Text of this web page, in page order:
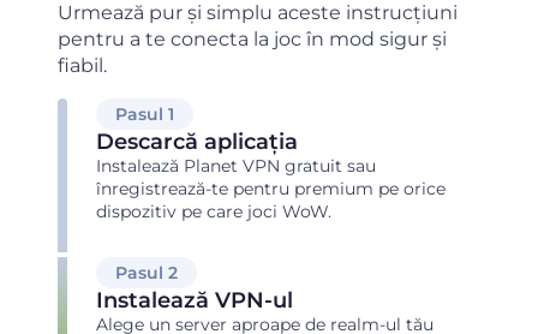
Urmează pur și simplu aceste instrucțiuni
pentru a te conecta la joc în mod sigur și
fiabil.
Pasul 1
Descarcă aplicația
Instalează Planet VPN gratuit sau
înregistrează-te pentru premium pe orice
dispozitiv pe care joci WoW.
Pasul 2
Instalează VPN-ul
Alege un server aproape de realm-ul tău